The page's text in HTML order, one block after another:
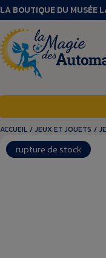
LA BOUTIQUE DU MUSÉE
ACCUEIL / JEUX ET JOUETS /
rupture de stock